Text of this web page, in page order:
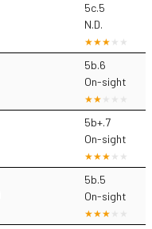
5c.5
N.D.
5b.6
On-sight
5b+.7
On-sight
5b.5
On-sight